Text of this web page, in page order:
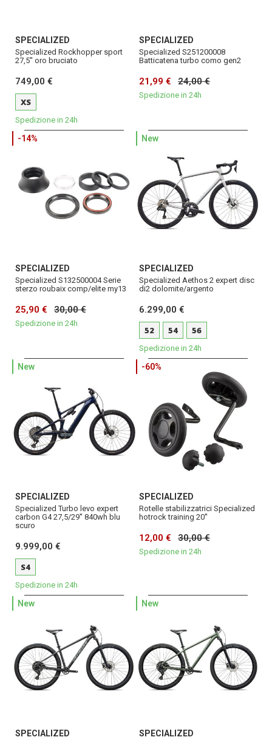
SPECIALIZED
Specialized Rockhopper sport
27,5'' oro bruciato
749,00 €
XS
Spedizione in 24h
SPECIALIZED
Specialized S251200008
Batticatena turbo como gen2
21,99 € 24,00 €
Spedizione in 24h
-14%
SPECIALIZED
Specialized S132500004 Serie
sterzo roubaix comp/elite my13
25,90 € 30,00 €
Spedizione in 24h
New
SPECIALIZED
Specialized Aethos 2 expert disc
di2 dolomite/argento
6.299,00 €
52
54 56
Spedizione in 24h
New
SPECIALIZED
Specialized Turbo levo expert
carbon G4 27,5/29'' 840wh blu
scuro
9.999,00 €
S4
Spedizione in 24h
-60%
SPECIALIZED
Rotelle stabilizzatrici Specialized
hotrock training 20''
12,00 € 30,00 €
Spedizione in 24h
New
SPECIALIZED
New
SPECIALIZED